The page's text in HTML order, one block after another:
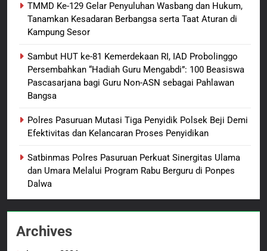
Dansatgas TMMD dan Ketua
Persit Hadirkan Kebahagiaan
Anak Kampung Sesor
1
Oknum Polisi Kebon Jeruk Jadi
Hak Keluarga Ambar Witjaksono
Sutarman
BERITA BARU HUKUM DAN KRIMINAL
TMMD Ke-129 Gelar Penyuluhan
Berbangsa serta Taat Aturan di
BERITA BARU PAPUA BARAT DAYA
3
TMMD Ke-129 Gelar Penyuluhan Wasbang dan Hukum,
Tanamkan Kesadaran Berbangsa serta Taat Aturan di
Kampung Sesor
Sambut HUT ke-81 Kemerdekaan RI, IAD Probolinggo
Persembahkan “Hadiah Guru Mengabdi”: 100 Beasiswa
Pascasarjana bagi Guru Non-ASN sebagai Pahlawan
Bangsa
Polres Pasuruan Mutasi Tiga Penyidik Polsek Beji Demi
Efektivitas dan Kelancaran Proses Penyidikan
Satbinmas Polres Pasuruan Perkuat Sinergitas Ulama
dan Umara Melalui Program Rabu Berguru di Ponpes
Dalwa
Archives